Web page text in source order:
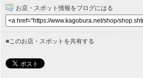
お店・スポット情報をブログにはる
■このお店・スポットを共有する